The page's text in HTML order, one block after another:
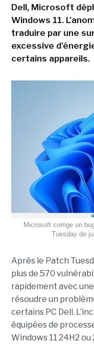
Dell, Microsoft
Windows 11.
traduire par une
excessive
certains appareils.
Microsoft corrige un
Tuesday de
Après le Patch
plus de 570
rapidement avec une
résoudre un
certains PC Dell.
équipées de
Windows 11 24H2 ou